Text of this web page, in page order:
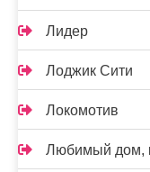
Лидер
Лоджик Сити
Локомотив
Любимый дом,